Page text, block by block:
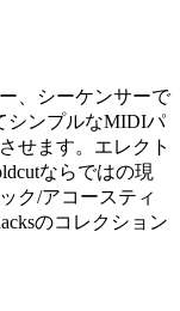
、シーケンサーで
シンプルなMIDIパ
せます。エレクト
ならではの現
ク/アコースティ
のコレクション